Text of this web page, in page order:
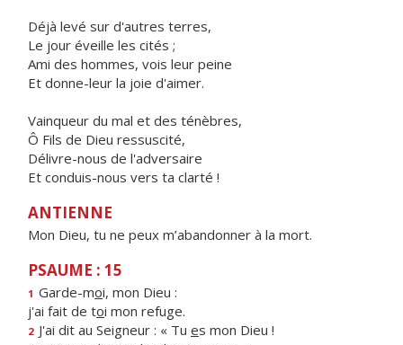
Déjà levé sur d'autres terres,
Le jour éveille les cités ;
Ami des hommes, vois leur peine
Et donne-leur la joie d'aimer.
Vainqueur du mal et des ténèbres,
Ô Fils de Dieu ressuscité,
Délivre-nous de l'adversaire
Et conduis-nous vers ta clarté !
ANTIENNE
Mon Dieu, tu ne peux m’abandonner à la mort.
PSAUME : 15
1 Garde-moi, mon Dieu :
j'ai fait de toi mon refuge.
2 J'ai dit au Seigneur : « Tu es mon Dieu !